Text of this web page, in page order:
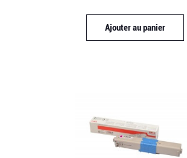
Ajouter au panier